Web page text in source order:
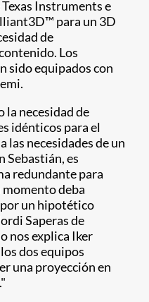
Texas Instruments e
para un 3D
de
Los
sido equipados con
la necesidad de
idénticos para el
las necesidades de un
Sebastián, es
redundante para
momento deba
un hipotético
Saperas de
nos explica Iker
dos equipos
una proyección en